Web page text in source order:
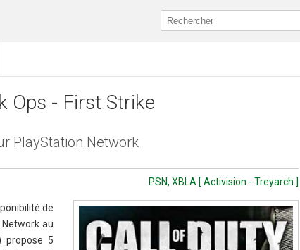
Ops - First Strike
PlayStation Network
PSN, XBLA [ Activision - Treyarch ]
de
au
propose 5